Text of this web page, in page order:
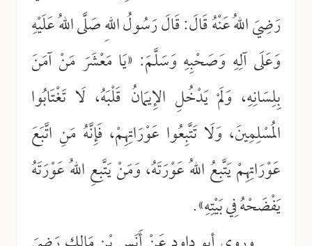
رَضِيَ اللهُ عَنْهُ قَالَ: قَالَ رَسُولُ اللهِ صَلَّى اللهُ عَلَيْهِ
وَعَلَى آلِهِ وَصَحْبِهِ وَسَلَّمَ: «يَا مَعْشَرَ مَنْ آمَنَ
بِلِسَانِهِ، وَلَمْ يَدْخُلِ الإِيمَانُ قَلْبَهُ، لَا تَغْتَابُوا
المُسْلِمِينَ، وَلَا تَتَّبِعُوا عَوْرَاتِهِمْ، فَإِنَّهُ مَنِ اتَّبَعَ
عَوْرَاتِهِمْ يَتَّبِعُ اللهُ عَوْرَتَهُ، وَمَنْ يَتَّبِعِ اللهُ عَوْرَتَهُ
يَفْضَحْهُ فِي بَيْتِهِ».